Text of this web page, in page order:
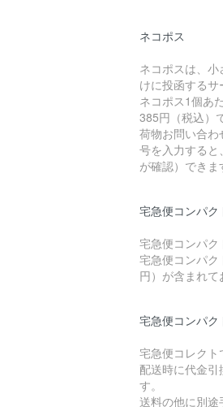
ネコポス
ネコポスは、
けに投函するサ
ネコポス1個あ
385円（税込）
荷物お問い合
号を入力すると
が確認）できま
宅急便コンパク
宅急便コンパク
宅急便コンパク
円）が含まれて
宅急便コンパク
宅急便コレクト
配送時に代金
す。
送料の他に別途